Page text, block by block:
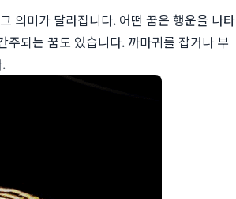
의미가 달라집니다. 어떤 꿈은 행운을 나타
주되는 꿈도 있습니다. 까마귀를 잡거나 부